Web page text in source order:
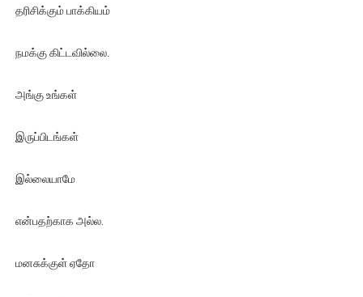
தரிசிக்கும் பாக்கியம்
நமக்கு கிட்டவில்லை.
அங்கு உங்கள்
இருப்பிடங்கள்
இல்லையாமே
என்பதற்காக அல்ல.
மனசுக்குள் ஏதோ